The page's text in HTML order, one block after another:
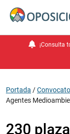
¡Consulta
Portada /
Agentes
230